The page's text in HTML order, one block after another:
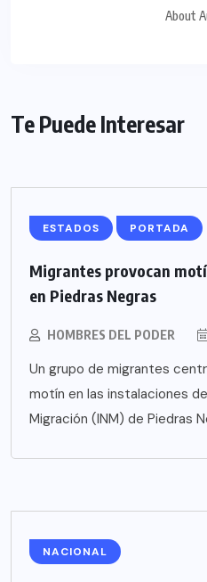
About
Te Puede Interesar
ESTADOS PORTADA
Migrantes provocan
en Piedras Negras
HOMBRES DEL PODER
Un grupo de migrantes
motín en las instalaciones
Migración (INM) de Piedras
NACIONAL